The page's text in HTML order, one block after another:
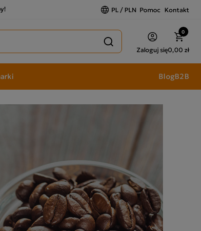
PL / PLN Pomoc Kontakt
Zaloguj się
0
0,00 zł
BlogB2B